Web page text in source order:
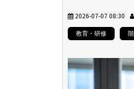
2026-07-07 08:30
教育・研修